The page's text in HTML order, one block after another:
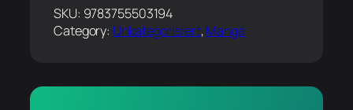
SKU: 9783755503194
Category: Unkategorisiert, Manga